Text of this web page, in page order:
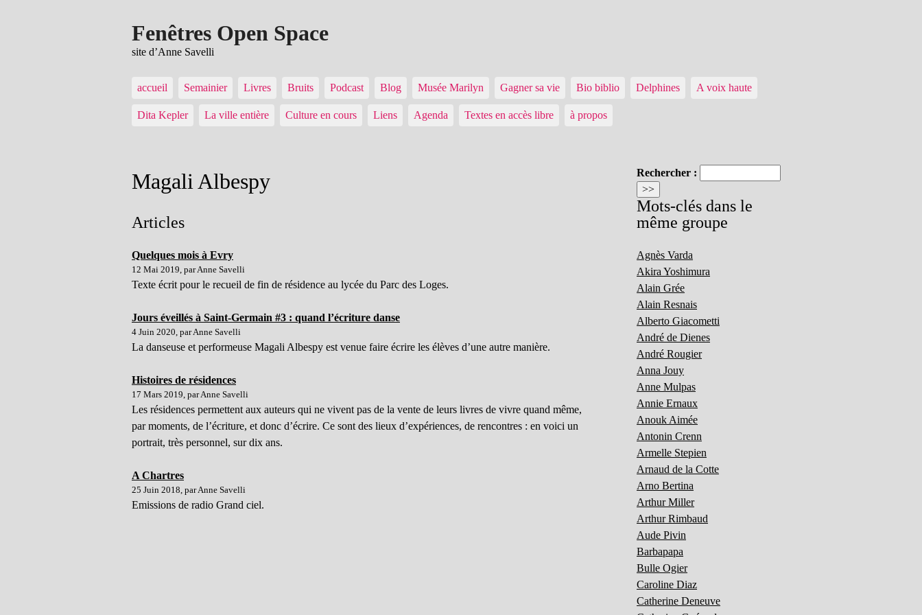
Fenêtres Open Space
site d’Anne Savelli
accueil Semainier Livres Bruits Podcast Blog Musée Marilyn Gagner sa vie Bio biblio Delphines A voix haute
Dita Kepler La ville entière Culture en cours Liens Agenda Textes en accès libre à propos
Magali Albespy
Articles
Quelques mois à Evry
12 Mai 2019, par Anne Savelli
Texte écrit pour le recueil de fin de résidence au lycée du Parc des Loges.
Jours éveillés à Saint-Germain #3 : quand l’écriture danse
4 Juin 2020, par Anne Savelli
La danseuse et performeuse Magali Albespy est venue faire écrire les élèves d’une autre manière.
Histoires de résidences
17 Mars 2019, par Anne Savelli
Les résidences permettent aux auteurs qui ne vivent pas de la vente de leurs livres de vivre quand même,
par moments, de l’écriture, et donc d’écrire. Ce sont des lieux d’expériences, de rencontres : en voici un
portrait, très personnel, sur dix ans.
A Chartres
25 Juin 2018, par Anne Savelli
Emissions de radio Grand ciel.
Rechercher :
Mots-clés dans le
même groupe
Agnès Varda
Akira Yoshimura
Alain Grée
Alain Resnais
Alberto Giacometti
André de Dienes
André Rougier
Anna Jouy
Anne Mulpas
Annie Ernaux
Anouk Aimée
Antonin Crenn
Armelle Stepien
Arnaud de la Cotte
Arno Bertina
Arthur Miller
Arthur Rimbaud
Aude Pivin
Barbapapa
Bulle Ogier
Caroline Diaz
Catherine Deneuve